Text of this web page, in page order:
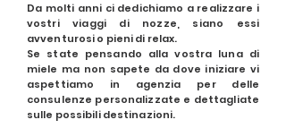
Da molti anni ci dedichiamo a realizzare i
vostri viaggi di nozze, siano essi
avventurosi o pieni di relax.
Se state pensando alla vostra luna di
miele ma non sapete da dove iniziare vi
aspettiamo in agenzia per delle
consulenze personalizzate e dettagliate
sulle possibili destinazioni.